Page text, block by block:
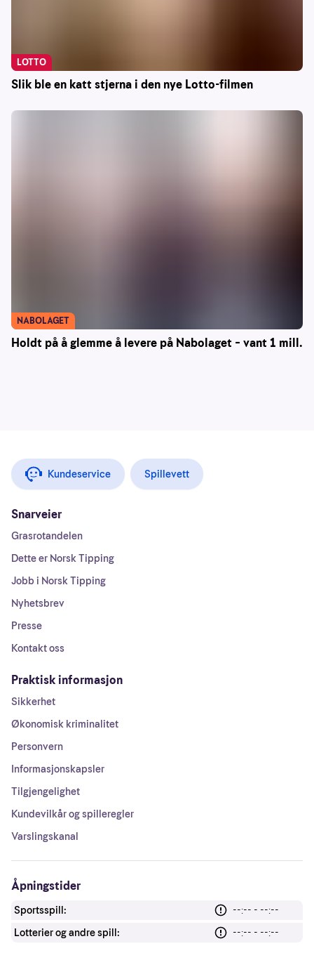
Slik ble en katt stjerna i den nye Lotto-filmen
LOTTO
Holdt på å glemme å levere på Nabolaget – vant 1 mill.
NABOLAGET
Kundeservice Spillevett
Snarveier
Grasrotandelen
Dette er Norsk Tipping
Jobb i Norsk Tipping
Nyhetsbrev
Presse
Kontakt oss
Praktisk informasjon
Sikkerhet
Økonomisk kriminalitet
Personvern
Informasjonskapsler
Tilgjengelighet
Kundevilkår og spilleregler
Varslingskanal
Åpningstider
Sportsspill:
--:-- - --:--
Lotterier og andre spill:
--:-- - --:--